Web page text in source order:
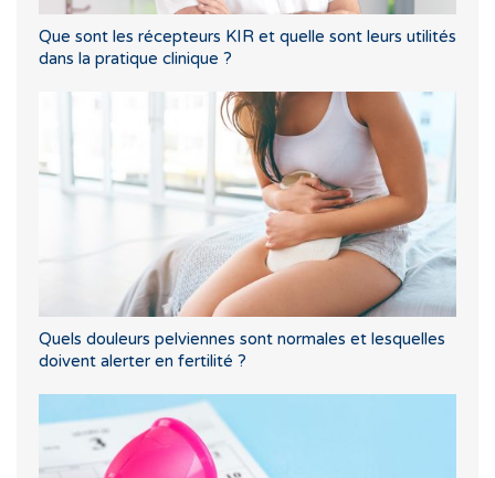
Que sont les récepteurs KIR et quelle sont leurs utilités
dans la pratique clinique ?
Quels douleurs pelviennes sont normales et lesquelles
doivent alerter en fertilité ?